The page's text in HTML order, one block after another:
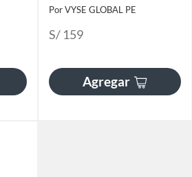
Por VYSE GLOBAL PE
S/ 159
Agregar